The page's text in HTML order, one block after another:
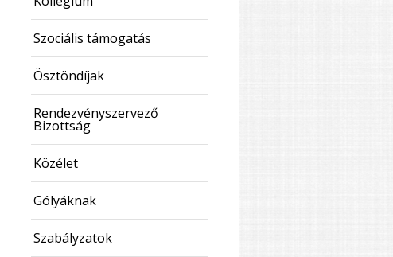
Szociális támogatás
Ösztöndíjak
Rendezvényszervező
Bizottság
Közélet
Gólyáknak
Szabályzatok